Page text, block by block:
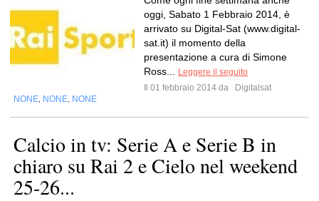
oggi, Sabato 1 Febbraio 2014, è
arrivato su Digital-Sat (www.digital-
sat.it) il momento della
presentazione a cura di Simone
Ross...
Leggere il seguito
Il 01 febbraio 2014 da
Digitalsat
NONE NONE NONE
Calcio in tv: Serie A e Serie B in
chiaro su Rai 2 e Cielo nel weekend
25-26...